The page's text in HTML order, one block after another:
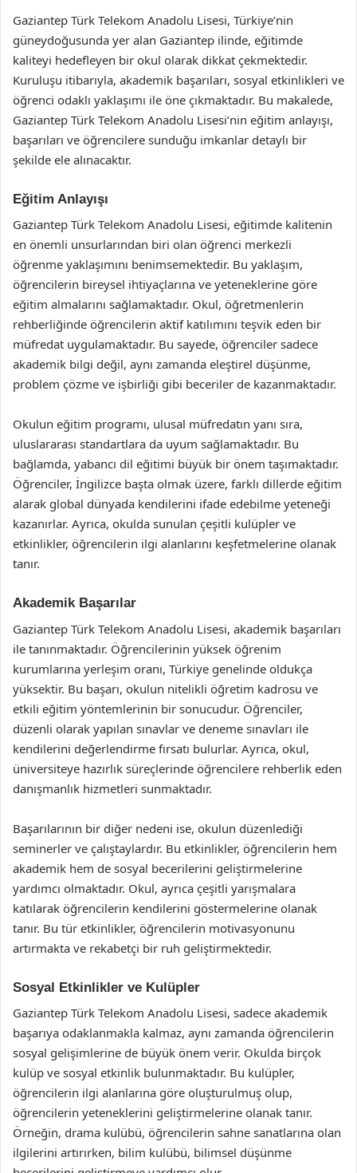
Gaziantep Türk Telekom Anadolu Lisesi, Türkiye’nin
güneydoğusunda yer alan Gaziantep ilinde, eğitimde
kaliteyi hedefleyen bir okul olarak dikkat çekmektedir.
Kuruluşu itibarıyla, akademik başarıları, sosyal etkinlikleri ve
öğrenci odaklı yaklaşımı ile öne çıkmaktadır. Bu makalede,
Gaziantep Türk Telekom Anadolu Lisesi’nin eğitim anlayışı,
başarıları ve öğrencilere sunduğu imkanlar detaylı bir
şekilde ele alınacaktır.
Eğitim Anlayışı
Gaziantep Türk Telekom Anadolu Lisesi, eğitimde kalitenin
en önemli unsurlarından biri olan öğrenci merkezli
öğrenme yaklaşımını benimsemektedir. Bu yaklaşım,
öğrencilerin bireysel ihtiyaçlarına ve yeteneklerine göre
eğitim almalarını sağlamaktadır. Okul, öğretmenlerin
rehberliğinde öğrencilerin aktif katılımını teşvik eden bir
müfredat uygulamaktadır. Bu sayede, öğrenciler sadece
akademik bilgi değil, aynı zamanda eleştirel düşünme,
problem çözme ve işbirliği gibi beceriler de kazanmaktadır.
Okulun eğitim programı, ulusal müfredatın yanı sıra,
uluslararası standartlara da uyum sağlamaktadır. Bu
bağlamda, yabancı dil eğitimi büyük bir önem taşımaktadır.
Öğrenciler, İngilizce başta olmak üzere, farklı dillerde eğitim
alarak global dünyada kendilerini ifade edebilme yeteneği
kazanırlar. Ayrıca, okulda sunulan çeşitli kulüpler ve
etkinlikler, öğrencilerin ilgi alanlarını keşfetmelerine olanak
tanır.
Akademik Başarılar
Gaziantep Türk Telekom Anadolu Lisesi, akademik başarıları
ile tanınmaktadır. Öğrencilerinin yüksek öğrenim
kurumlarına yerleşim oranı, Türkiye genelinde oldukça
yüksektir. Bu başarı, okulun nitelikli öğretim kadrosu ve
etkili eğitim yöntemlerinin bir sonucudur. Öğrenciler,
düzenli olarak yapılan sınavlar ve deneme sınavları ile
kendilerini değerlendirme fırsatı bulurlar. Ayrıca, okul,
üniversiteye hazırlık süreçlerinde öğrencilere rehberlik eden
danışmanlık hizmetleri sunmaktadır.
Başarılarının bir diğer nedeni ise, okulun düzenlediği
seminerler ve çalıştaylardır. Bu etkinlikler, öğrencilerin hem
akademik hem de sosyal becerilerini geliştirmelerine
yardımcı olmaktadır. Okul, ayrıca çeşitli yarışmalara
katılarak öğrencilerin kendilerini göstermelerine olanak
tanır. Bu tür etkinlikler, öğrencilerin motivasyonunu
artırmakta ve rekabetçi bir ruh geliştirmektedir.
Sosyal Etkinlikler ve Kulüpler
Gaziantep Türk Telekom Anadolu Lisesi, sadece akademik
başarıya odaklanmakla kalmaz, aynı zamanda öğrencilerin
sosyal gelişimlerine de büyük önem verir. Okulda birçok
kulüp ve sosyal etkinlik bulunmaktadır. Bu kulüpler,
öğrencilerin ilgi alanlarına göre oluşturulmuş olup,
öğrencilerin yeteneklerini geliştirmelerine olanak tanır.
Örneğin, drama kulübü, öğrencilerin sahne sanatlarına olan
ilgilerini artırırken, bilim kulübü, bilimsel düşünme